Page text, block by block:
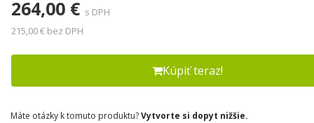
264,00 € s DPH
215,00 € bez DPH
Kúpiť teraz!
Máte otázky k tomuto produktu?Vytvorte si dopyt nižšie.